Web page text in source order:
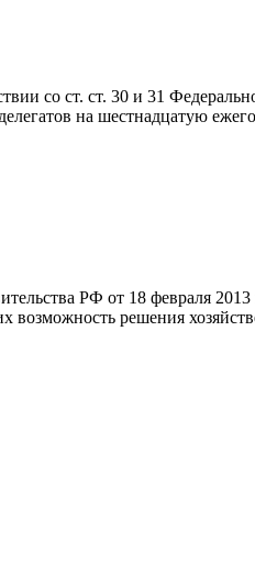
со ст. ст. 30 и 31
на шестнадцатую
РФ от 18 февраля
решения